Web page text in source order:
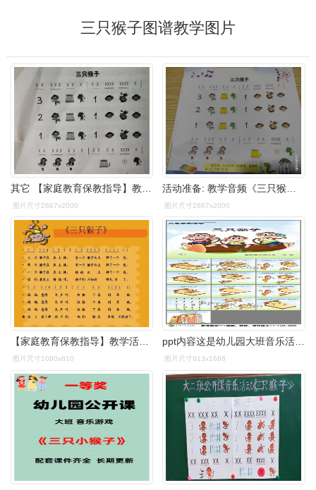
三只猴子图谱教学图片
图片尺寸2667x2000 图片尺寸2667x2000
【家庭教育保教指导】教学活动《三只猴子》
图片尺寸1080x810
ppt内容这是幼儿园大班音乐活动《三只猴子》ppt课件下载,借助图谱,图
图片尺寸813x1688